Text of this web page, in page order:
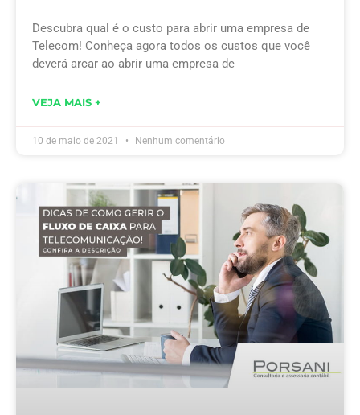
Descubra qual é o custo para abrir uma empresa de
Telecom! Conheça agora todos os custos que você
deverá arcar ao abrir uma empresa de
VEJA MAIS +
10 de maio de 2021 Nenhum comentário